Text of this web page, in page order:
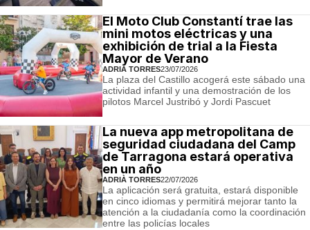
El Moto Club Constantí trae las
mini motos eléctricas y una
exhibición de trial a la Fiesta
Mayor de Verano
ADRIÀ TORRES23/07/2026
La plaza del Castillo acogerá este sábado una
actividad infantil y una demostración de los
pilotos Marcel Justribó y Jordi Pascuet
La nueva app metropolitana de
seguridad ciudadana del Camp
de Tarragona estará operativa
en un año
ADRIÀ TORRES22/07/2026
La aplicación será gratuita, estará disponible
en cinco idiomas y permitirá mejorar tanto la
atención a la ciudadanía como la coordinación
entre las policías locales